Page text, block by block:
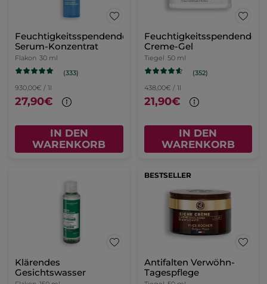
Feuchtigkeitsspendendes
Serum-Konzentrat
Flakon 30 ml
(333)
930,00€ / 1l
27,90€
IN DEN
WARENKORB
Feuchtigkeitsspendendes
Creme-Gel
Tiegel 50 ml
(352)
438,00€ / 1l
21,90€
IN DEN
WARENKORB
Klärendes
Gesichtswasser
BESTSELLER
Antifalten Verwöhn-
Tagespflege